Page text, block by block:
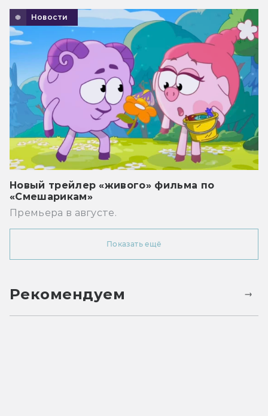
Новости
Новый трейлер «живого» фильма по
«Смешарикам»
Премьера в августе.
Показать ещё
Рекомендуем